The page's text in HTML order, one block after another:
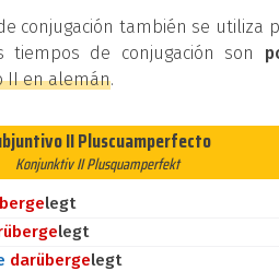
conjugación también se utiliza
tiempos de conjugación son
II en alemán.
II Pluscuamperfecto
Konjunktiv II Plusquamperfekt
gelegt
gelegt
darübergelegt